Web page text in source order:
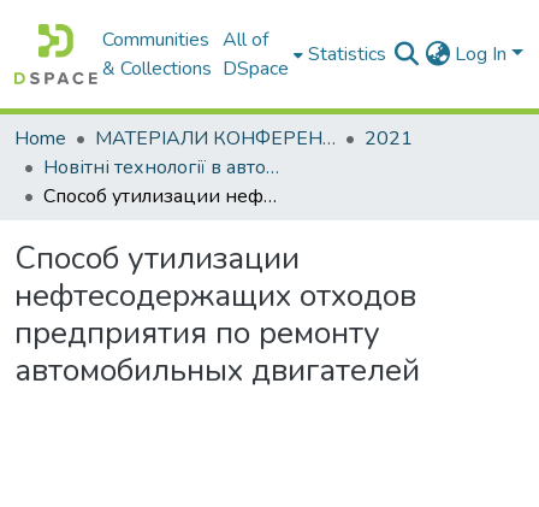
Communities
& Collections
All of
DSpace
Statistics Log In
Home МАТЕРІАЛИ КОНФЕРЕНЦІЙ
2021
Новітні технології в автомобілебудуванні, транспорті та при підготовці фахівців
Способ утилизации нефтесодержащих отходов предприятия по ремонту автомобильных двигателей
Способ утилизации
нефтесодержащих отходов
предприятия по ремонту
автомобильных двигателей